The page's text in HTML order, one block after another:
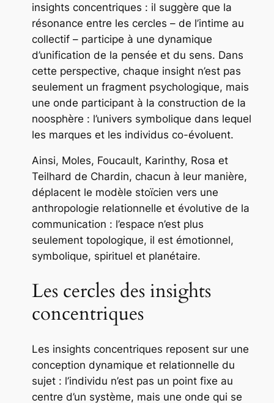
insights concentriques : il suggère que la
résonance entre les cercles – de l’intime au
collectif – participe à une dynamique
d’unification de la pensée et du sens. Dans
cette perspective, chaque insight n’est pas
seulement un fragment psychologique, mais
une onde participant à la construction de la
noosphère : l’univers symbolique dans lequel
les marques et les individus co-évoluent.
Ainsi, Moles, Foucault, Karinthy, Rosa et
Teilhard de Chardin, chacun à leur manière,
déplacent le modèle stoïcien vers une
anthropologie relationnelle et évolutive de la
communication : l’espace n’est plus
seulement topologique, il est émotionnel,
symbolique, spirituel et planétaire.
Les cercles des insights
concentriques
Les insights concentriques reposent sur une
conception dynamique et relationnelle du
sujet : l’individu n’est pas un point fixe au
centre d’un système, mais une onde qui se